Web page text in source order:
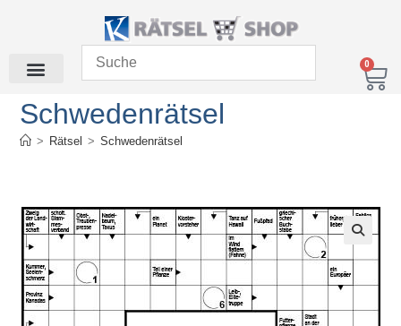
0
Schwedenrätsel
> Rätsel > Schwedenrätsel